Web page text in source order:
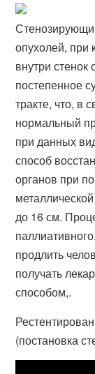
опухолей, при
внутри
постепенное
тракте, что, в
нормальный
при данных
способ
органов при
до 16 см.
продлить
получать
способом,.
(постановка